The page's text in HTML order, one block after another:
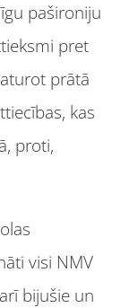
pašironiju
pret
prātā
kas
proti,
visi NMV
bijušie un